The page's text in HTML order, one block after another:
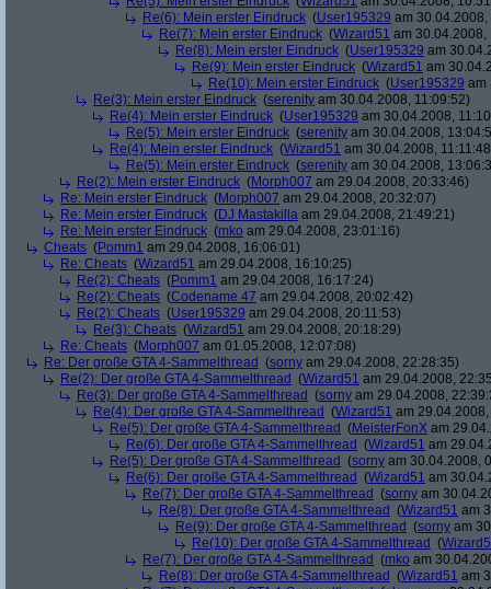
Re(6): Mein erster Eindruck (User195329 am
Re(7): Mein erster Eindruck (Wizard51 am 30.04.2008,
Re(8): Mein erster Eindruck (User195329 am
Re(9): Mein erster Eindruck (Wizard51 am
Re(10): Mein erster Eindruck (User195329 am
Re(3): Mein erster Eindruck (serenity am 30.04.2008, 11:09:52)
Re(4): Mein erster Eindruck (User195329 am 30.04.2008,
Re(5): Mein erster Eindruck (serenity am 30.04.2008,
Re(4): Mein erster Eindruck (Wizard51 am 30.04.2008,
Re(5): Mein erster Eindruck (serenity am 30.04.2008,
Re(2): Mein erster Eindruck (Morph007 am 29.04.2008, 20:33:46)
Re: Mein erster Eindruck (Morph007 am 29.04.2008, 20:32:07)
Re: Mein erster Eindruck (DJ Mastakilla am 29.04.2008, 21:49:21)
Re: Mein erster Eindruck (mko am 29.04.2008, 23:01:16)
Cheats (Pomm1 am 29.04.2008, 16:06:01)
Re: Cheats (Wizard51 am 29.04.2008, 16:10:25)
Re(2): Cheats (Pomm1 am 29.04.2008, 16:17:24)
Re(2): Cheats (Codename 47 am 29.04.2008, 20:02:42)
Re(2): Cheats (User195329 am 29.04.2008, 20:11:53)
Re(3): Cheats (Wizard51 am 29.04.2008, 20:18:29)
Re: Cheats (Morph007 am 01.05.2008, 12:07:08)
Re: Der große GTA 4-Sammelthread (sorny am 29.04.2008, 22:28:35)
Re(2): Der große GTA 4-Sammelthread (Wizard51 am 29.04.2008,
Re(3): Der große GTA 4-Sammelthread (sorny am 29.04.2008,
Re(4): Der große GTA 4-Sammelthread (Wizard51 am
Re(5): Der große GTA 4-Sammelthread (MeisterFonX am
Re(6): Der große GTA 4-Sammelthread (Wizard51 am
Re(5): Der große GTA 4-Sammelthread (sorny am 30.04.2008,
Re(6): Der große GTA 4-Sammelthread (Wizard51 am
Re(7): Der große GTA 4-Sammelthread (sorny am
Re(8): Der große GTA 4-Sammelthread (Wizard51 am
Re(9): Der große GTA 4-Sammelthread (sorny am
Re(10): Der große GTA 4-Sammelthread (
Re(7): Der große GTA 4-Sammelthread (mko am
Re(8): Der große GTA 4-Sammelthread (Wizard51 am